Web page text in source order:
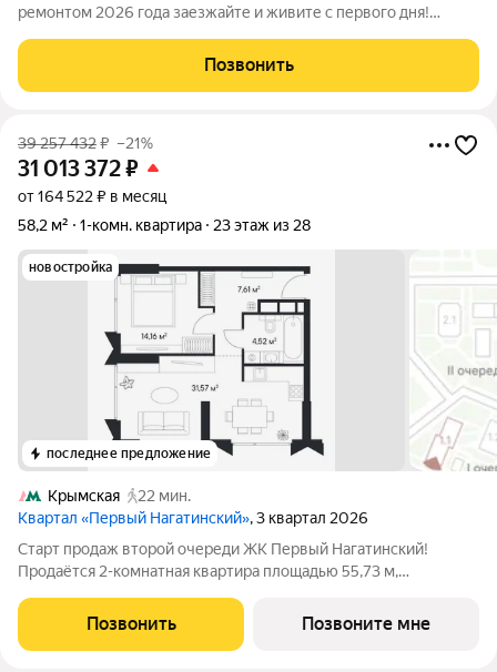
ремонтом 2026 года заезжайте и живите с первого дня!
Выполнен качественный современный ремонт, вся мебель и
техника остаются новым
Позвонить
39 257 432₽ –21%
31 013 372₽
от 164 522 ₽ в месяц
58,2 м²
1-комн. квартира 23 этаж из 28
новостройка
последнее предложение
Крымская
22 мин.
Квартал «Первый Нагатинский», 3 квартал 2026
Старт продаж второй очереди ЖК Первый Нагатинский!
Продаётся 2-комнатная квартира площадью 55,73 м,
город, современные планировочные решения и выгодные
условия покупки. Прямая продажа от
Позвонить Позвоните мне